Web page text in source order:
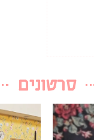
סרטונים